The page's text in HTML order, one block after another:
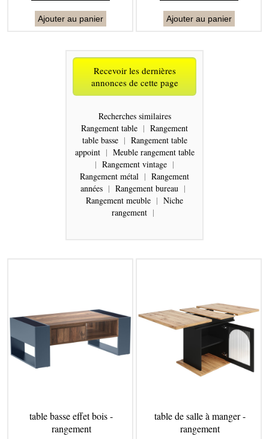
Ajouter au panier Ajouter au panier
Recevoir les dernières
annonces de cette page
Recherches similaires
Rangement table | Rangement
table basse | Rangement table
appoint | Meuble rangement table
| Rangement vintage |
Rangement métal | Rangement
années | Rangement bureau |
Rangement meuble | Niche
rangement |
table basse effet bois -
rangement
table de salle à manger -
rangement